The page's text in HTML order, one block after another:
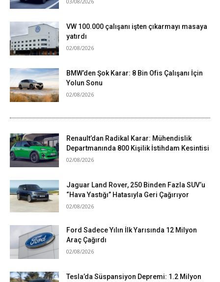
VW 100.000 çalışanı işten çıkarmayı masaya
yatırdı
02/08/2026
BMW’den Şok Karar: 8 Bin Ofis Çalışanı İçin
Yolun Sonu
02/08/2026
Renault’dan Radikal Karar: Mühendislik
Departmanında 800 Kişilik İstihdam Kesintisi
02/08/2026
Jaguar Land Rover, 250 Binden Fazla SUV’u
“Hava Yastığı” Hatasıyla Geri Çağırıyor
02/08/2026
Ford Sadece Yılın İlk Yarısında 12 Milyon
Araç Çağırdı
02/08/2026
Tesla’da Süspansiyon Depremi: 1.2 Milyon